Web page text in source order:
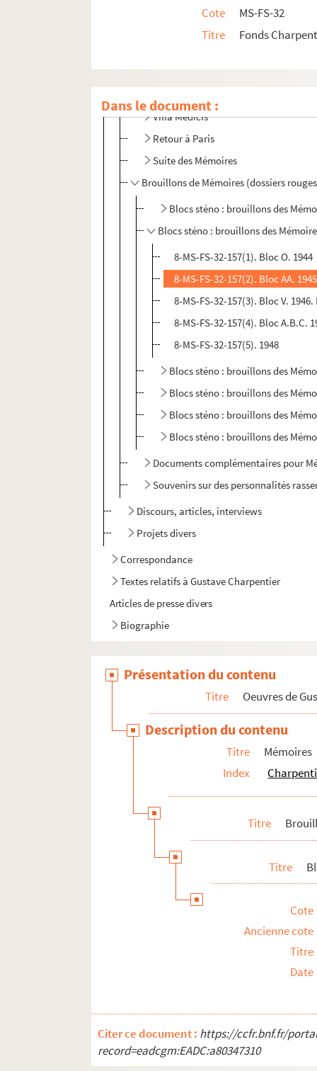
Cote
MS-FS-32
Titre
Fonds
Dans le document :
Début des Mémoires
Villa Médicis
Retour à Paris
Suite des Mémoires
Brouillons de Mémoires (dossiers
Blocs sténo : brouillons des
Blocs sténo : brouillons des
8-MS-FS-32-157(1). Bloc O. 1944
8-MS-FS-32-157(2). Bloc AA. 1945
8-MS-FS-32-157(3). Bloc V.
8-MS-FS-32-157(4). Bloc A.B.C.
8-MS-FS-32-157(5). 1948
Blocs sténo : brouillons des
Blocs sténo : brouillons des
Blocs sténo : brouillons des
Blocs sténo : brouillons des
Documents complémentaires pour
Souvenirs sur des personnalités
Discours, articles, interviews
Projets divers
Correspondance
Textes relatifs à Gustave Charpentier
Articles de presse divers
Biographie
Présentation du contenu
Titre Oeuvres de
Description du contenu
Titre
Mémoires
Index
Titre
Titre
Cote
Ancienne cote
Titre
Date
Citer ce document : https://ccfr.bnf.fr/
record=eadcgm:EADC:a80347310